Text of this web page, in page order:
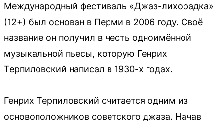
Международный фестиваль «Джаз-лихорадка»
(12+) был основан в Перми в 2006 году. Своё
название он получил в честь одноимённой
музыкальной пьесы, которую Генрих
Терпиловский написал в 1930-х годах.
Генрих Терпиловский считается одним из
основоположников советского джаза. Начав